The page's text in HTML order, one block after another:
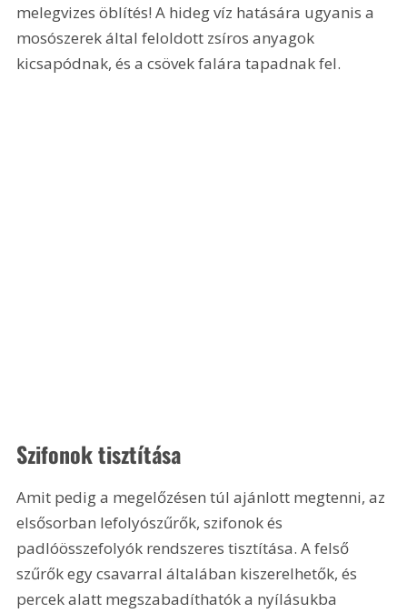
melegvizes öblítés! A hideg víz hatására ugyanis a
mosószerek által feloldott zsíros anyagok
kicsapódnak, és a csövek falára tapadnak fel.
Szifonok tisztítása
Amit pedig a megelőzésen túl ajánlott megtenni, az
elsősorban lefolyószűrők, szifonok és
padlóösszefolyók rendszeres tisztítása. A felső
szűrők egy csavarral általában kiszerelhetők, és
percek alatt megszabadíthatók a nyílásukba